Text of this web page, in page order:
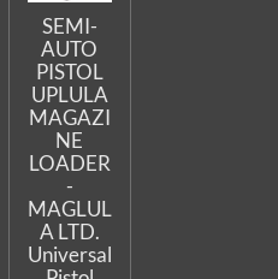
SEMI-
AUTO
PISTOL
UPLULA
MAGAZI
NE
LOADER
-
MAGLUL
A LTD.
Universal